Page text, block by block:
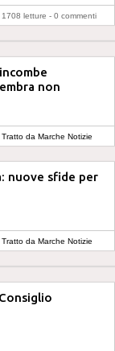
1708 letture - 0 commenti
non
Tratto da Marche Notizie
nuove sfide per
Tratto da Marche Notizie